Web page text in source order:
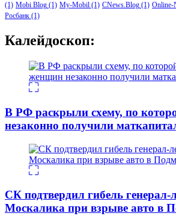
(1) Mobi Blog (1) My-Mobil (1) CNews.Blog (1) Online-
Росбанк (1)
Калейдоскоп:
В РФ раскрыли схему, по
незаконно получили
СК подтвердил гибель генерал-
Москалика при взрыве авто в